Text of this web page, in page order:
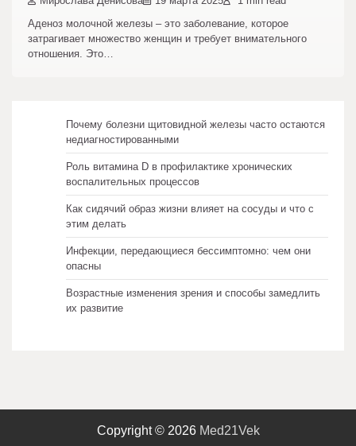
Аденоз молочной железы – это заболевание, которое
затрагивает множество женщин и требует внимательного
отношения. Это…
Почему болезни щитовидной железы часто остаются
недиагностированными
Роль витамина D в профилактике хронических
воспалительных процессов
Как сидячий образ жизни влияет на сосуды и что с
этим делать
Инфекции, передающиеся бессимптомно: чем они
опасны
Возрастные изменения зрения и способы замедлить
их развитие
Copyright © 2026 Med21Vek